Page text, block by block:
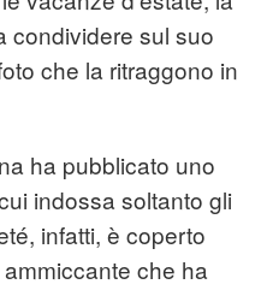
condividere sul suo
che la ritraggono in
ha pubblicato uno
indossa soltanto gli
infatti, è coperto
che ha